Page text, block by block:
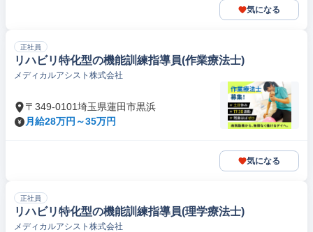
気になる
正社員
リハビリ特化型の機能訓練指導員(作業療法士)
メディカルアシスト株式会社
〒349-0101埼玉県蓮田市黒浜
月給28万円～35万円
気になる
正社員
リハビリ特化型の機能訓練指導員(理学療法士)
メディカルアシスト株式会社